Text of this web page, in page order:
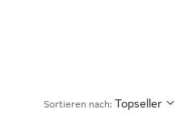
Sortieren nach: Topseller